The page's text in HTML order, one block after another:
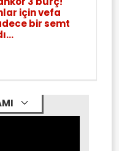
için vefa
bir semt